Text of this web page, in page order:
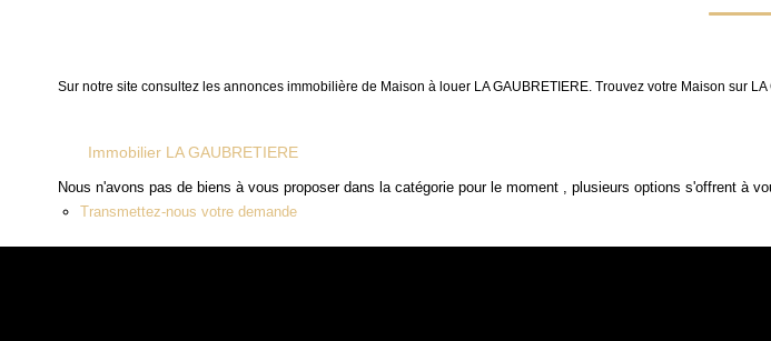
Sur notre site consultez les annonces immobilière de Maison à louer LA GAUBRETIERE. Trouvez votre Maison sur
Immobilier LA GAUBRETIERE
Nous n'avons pas de biens à vous proposer dans la catégorie pour le moment , plusieurs options s'offrent à
Transmettez-nous votre demande